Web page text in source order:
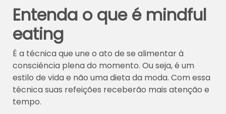
Entenda o que é mindful
eating
É a técnica que une o ato de se alimentar à
consciência plena do momento. Ou seja, é um
estilo de vida e não uma dieta da moda. Com essa
técnica suas refeições receberão mais atenção e
tempo.